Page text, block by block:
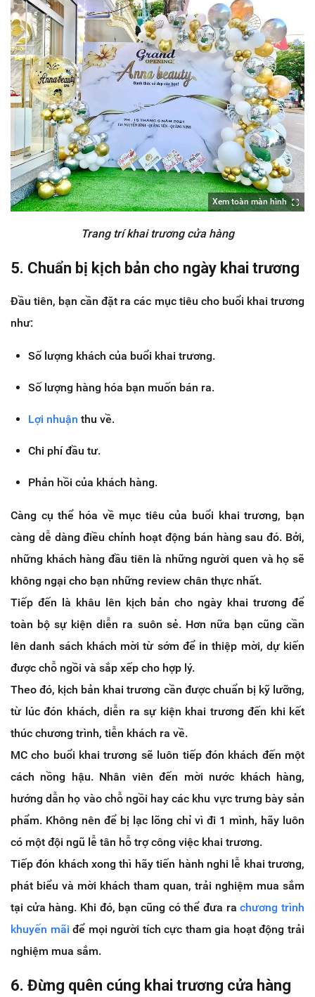
Xem toàn màn hình
Trang trí khai trương cửa hàng
5. Chuẩn bị kịch bản cho ngày khai trương
Đầu tiên, bạn cần đặt ra các mục tiêu cho buổi khai trương
như:
Số lượng khách của buổi khai trương.
Số lượng hàng hóa bạn muốn bán ra.
Lợi nhuận thu về.
Chi phí đầu tư.
Phản hồi của khách hàng.
Càng cụ thể hóa về mục tiêu của buổi khai trương, bạn
càng dễ dàng điều chỉnh hoạt động bán hàng sau đó. Bởi,
những khách hàng đầu tiên là những người quen và họ sẽ
không ngại cho bạn những review chân thực nhất.
Tiếp đến là khâu lên kịch bản cho ngày khai trương để
toàn bộ sự kiện diễn ra suôn sẻ. Hơn nữa bạn cũng cần
lên danh sách khách mời từ sớm để in thiệp mời, dự kiến
được chỗ ngồi và sắp xếp cho hợp lý.
Theo đó, kịch bản khai trương cần được chuẩn bị kỹ lưỡng,
từ lúc đón khách, diễn ra sự kiện khai trương đến khi kết
thúc chương trình, tiễn khách ra về.
MC cho buổi khai trương sẽ luôn tiếp đón khách đến một
cách nồng hậu. Nhân viên đến mời nước khách hàng,
hướng dẫn họ vào chỗ ngồi hay các khu vực trưng bày sản
phẩm. Không nên để bị lạc lõng chỉ vì đi 1 mình, hãy luôn
có một đội ngũ lễ tân hỗ trợ công việc khai trương.
Tiếp đón khách xong thì hãy tiến hành nghi lễ khai trương,
phát biểu và mời khách tham quan, trải nghiệm mua sắm
tại cửa hàng. Khi đó, bạn cũng có thể đưa rachương trình
khuyến mãi để mọi người tích cực tham gia hoạt động trải
nghiệm mua sắm.
6. Đừng quên cúng khai trương cửa hàng